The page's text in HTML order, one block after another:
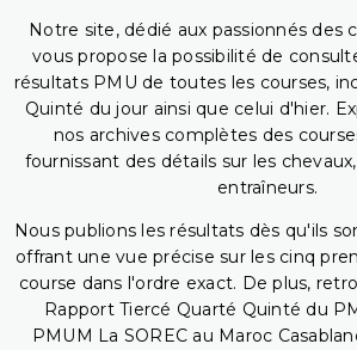
Notre site, dédié aux passionnés des
vous propose la possibilité de
résultats PMU de toutes les courses,
Quinté du jour ainsi que celui d'hier.
nos archives complètes des
fournissant des détails sur les
entraîneurs.
Nous publions les résultats dès qu'ils
offrant une vue précise sur les cinq
course dans l'ordre exact. De plus,
Rapport Tiercé Quarté Quinté du
PMUM La SOREC au Maroc